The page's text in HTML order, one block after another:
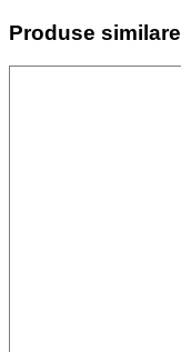
Produse similare